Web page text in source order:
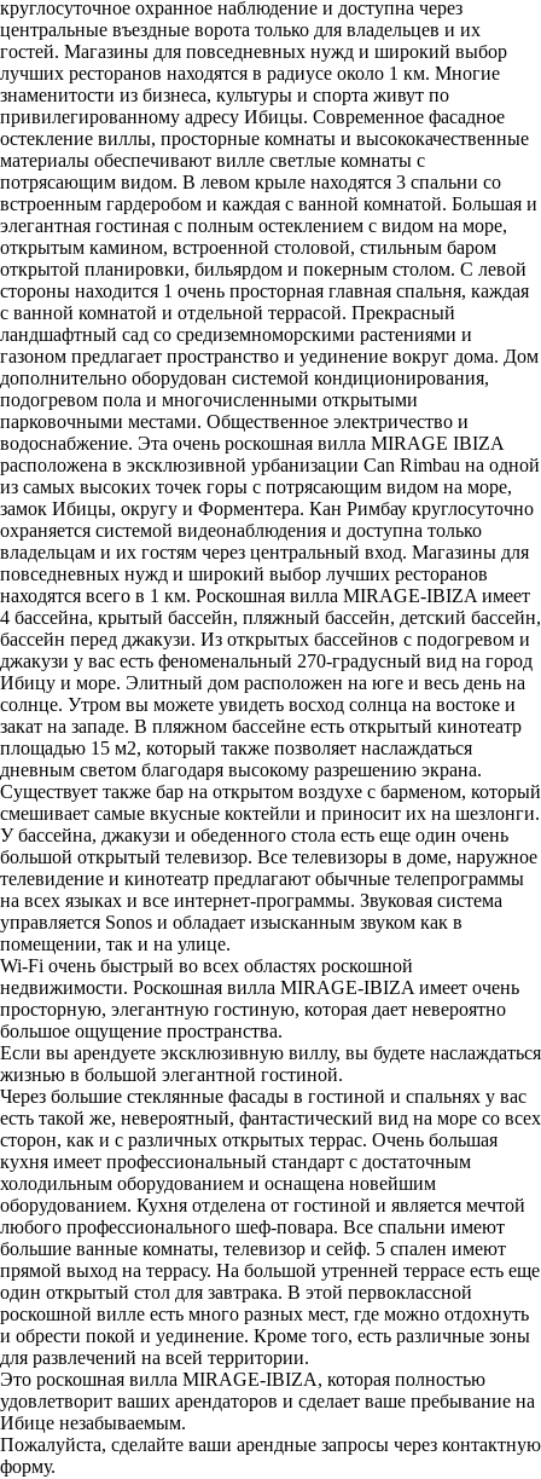
круглосуточное охранное наблюдение и доступна через
центральные въездные ворота только для владельцев и их
гостей. Магазины для повседневных нужд и широкий выбор
лучших ресторанов находятся в радиусе около 1 км. Многие
знаменитости из бизнеса, культуры и спорта живут по
привилегированному адресу Ибицы. Современное фасадное
остекление виллы, просторные комнаты и высококачественные
материалы обеспечивают вилле светлые комнаты с
потрясающим видом. В левом крыле находятся 3 спальни со
встроенным гардеробом и каждая с ванной комнатой. Большая и
элегантная гостиная с полным остеклением с видом на море,
открытым камином, встроенной столовой, стильным баром
открытой планировки, бильярдом и покерным столом. С левой
стороны находится 1 очень просторная главная спальня, каждая
с ванной комнатой и отдельной террасой. Прекрасный
ландшафтный сад со средиземноморскими растениями и
газоном предлагает пространство и уединение вокруг дома. Дом
дополнительно оборудован системой кондиционирования,
подогревом пола и многочисленными открытыми
парковочными местами. Общественное электричество и
водоснабжение. Эта очень роскошная вилла MIRAGE IBIZA
расположена в эксклюзивной урбанизации Can Rimbau на одной
из самых высоких точек горы с потрясающим видом на море,
замок Ибицы, округу и Форментера. Кан Римбау круглосуточно
охраняется системой видеонаблюдения и доступна только
владельцам и их гостям через центральный вход. Магазины для
повседневных нужд и широкий выбор лучших ресторанов
находятся всего в 1 км. Роскошная вилла MIRAGE-IBIZA имеет
4 бассейна, крытый бассейн, пляжный бассейн, детский бассейн,
бассейн перед джакузи. Из открытых бассейнов с подогревом и
джакузи у вас есть феноменальный 270-градусный вид на город
Ибицу и море. Элитный дом расположен на юге и весь день на
солнце. Утром вы можете увидеть восход солнца на востоке и
закат на западе. В пляжном бассейне есть открытый кинотеатр
площадью 15 м2, который также позволяет наслаждаться
дневным светом благодаря высокому разрешению экрана.
Существует также бар на открытом воздухе с барменом, который
смешивает самые вкусные коктейли и приносит их на шезлонги.
У бассейна, джакузи и обеденного стола есть еще один очень
большой открытый телевизор. Все телевизоры в доме, наружное
телевидение и кинотеатр предлагают обычные телепрограммы
на всех языках и все интернет-программы. Звуковая система
управляется Sonos и обладает изысканным звуком как в
помещении, так и на улице.
Wi-Fi очень быстрый во всех областях роскошной
недвижимости. Роскошная вилла MIRAGE-IBIZA имеет очень
просторную, элегантную гостиную, которая дает невероятно
большое ощущение пространства.
Если вы арендуете эксклюзивную виллу, вы будете наслаждаться
жизнью в большой элегантной гостиной.
Через большие стеклянные фасады в гостиной и спальнях у вас
есть такой же, невероятный, фантастический вид на море со всех
сторон, как и с различных открытых террас. Очень большая
кухня имеет профессиональный стандарт с достаточным
холодильным оборудованием и оснащена новейшим
оборудованием. Кухня отделена от гостиной и является мечтой
любого профессионального шеф-повара. Все спальни имеют
большие ванные комнаты, телевизор и сейф. 5 спален имеют
прямой выход на террасу. На большой утренней террасе есть еще
один открытый стол для завтрака. В этой первоклассной
роскошной вилле есть много разных мест, где можно отдохнуть
и обрести покой и уединение. Кроме того, есть различные зоны
для развлечений на всей территории.
Это роскошная вилла MIRAGE-IBIZA, которая полностью
удовлетворит ваших арендаторов и сделает ваше пребывание на
Ибице незабываемым.
Пожалуйста, сделайте ваши арендные запросы через контактную
форму.